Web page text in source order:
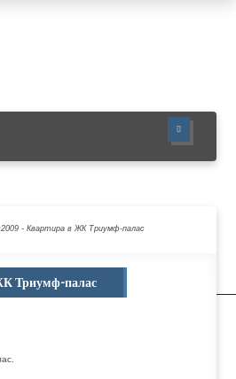
2009 - Квартира в ЖК Триумф-палас
Триумф-палас